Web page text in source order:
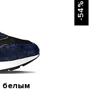
-54%
белым